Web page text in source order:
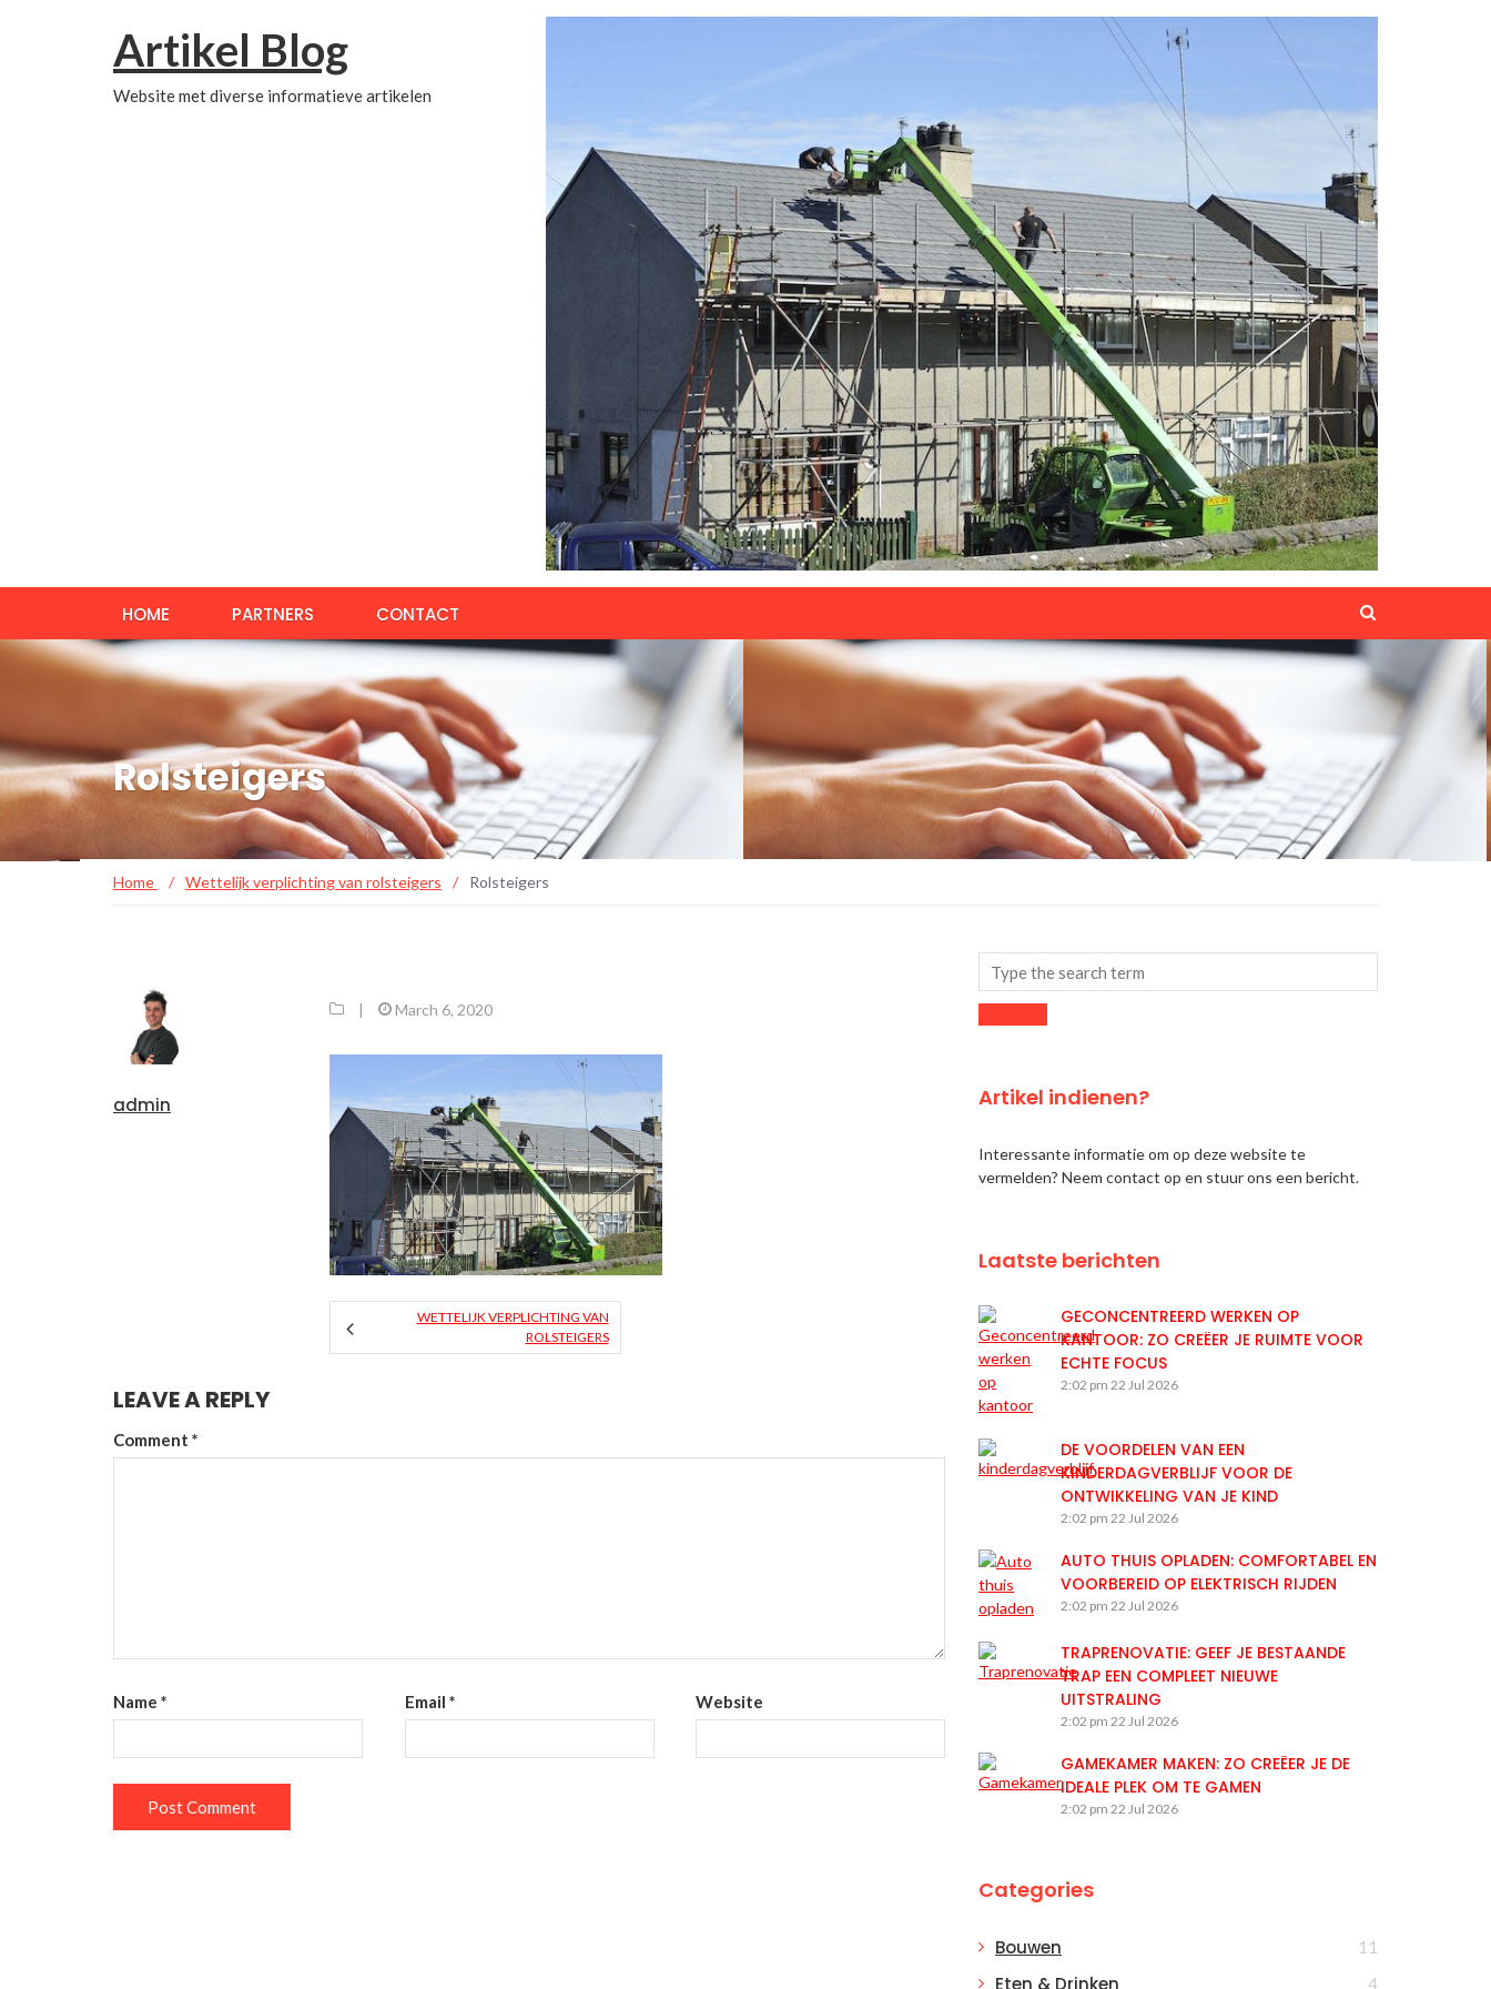
Artikel Blog
Website met diverse informatieve artikelen
HOME PARTNERS CONTACT
Rolsteigers
Home / Wettelijk verplichting van rolsteigers / Rolsteigers
admin
| March 6, 2020
WETTELIJK VERPLICHTING VAN
ROLSTEIGERS
LEAVE A REPLY
Comment *
Name * Email * Website
Artikel indienen?
Interessante informatie om op deze website te
vermelden? Neem contact op en stuur ons een bericht.
Laatste berichten
GECONCENTREERD WERKEN OP
KANTOOR: ZO CREËER JE RUIMTE VOOR
ECHTE FOCUS
2:02 pm 22 Jul 2026
DE VOORDELEN VAN EEN
KINDERDAGVERBLIJF VOOR DE
ONTWIKKELING VAN JE KIND
2:02 pm 22 Jul 2026
AUTO THUIS OPLADEN: COMFORTABEL EN
VOORBEREID OP ELEKTRISCH RIJDEN
2:02 pm 22 Jul 2026
TRAPRENOVATIE: GEEF JE BESTAANDE
TRAP EEN COMPLEET NIEUWE
UITSTRALING
2:02 pm 22 Jul 2026
GAMEKAMER MAKEN: ZO CREËER JE DE
IDEALE PLEK OM TE GAMEN
2:02 pm 22 Jul 2026
Categories
Bouwen 11
Eten & Drinken 4